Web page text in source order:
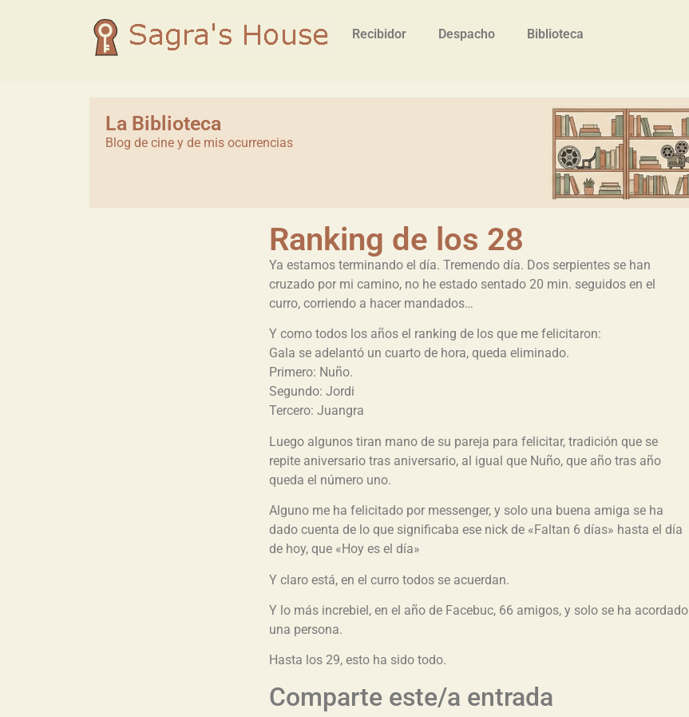
Recibidor Despacho Biblioteca
La Biblioteca
Blog de cine y de mis ocurrencias
Ranking de los 28
Ya estamos terminando el día. Tremendo día. Dos serpientes se han
cruzado por mi camino, no he estado sentado 20 min. seguidos en el
curro, corriendo a hacer mandados…
Y como todos los años el ranking de los que me felicitaron:
Gala se adelantó un cuarto de hora, queda eliminado.
Primero: Nuño.
Segundo: Jordi
Tercero: Juangra
Luego algunos tiran mano de su pareja para felicitar, tradición que se
repite aniversario tras aniversario, al igual que Nuño, que año tras año
queda el número uno.
Alguno me ha felicitado por messenger, y solo una buena amiga se ha
dado cuenta de lo que significaba ese nick de «Faltan 6 días» hasta el día
de hoy, que «Hoy es el día»
Y claro está, en el curro todos se acuerdan.
Y lo más increbiel, en el año de Facebuc, 66 amigos, y solo se ha acordado
una persona.
Hasta los 29, esto ha sido todo.
Comparte este/a entrada